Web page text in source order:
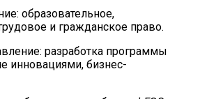
образовательное,
и гражданское право.
разработка программы
инновациями, бизнес-